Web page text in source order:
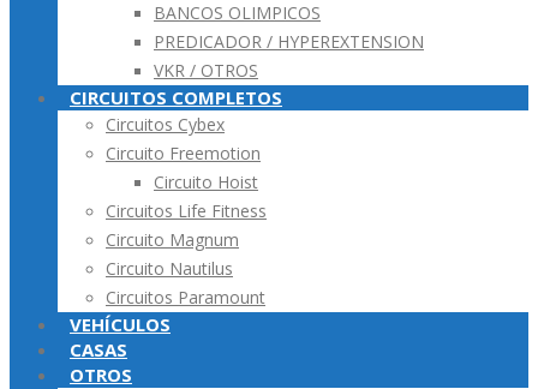
BANCOS OLIMPICOS
PREDICADOR / HYPEREXTENSION
VKR / OTROS
CIRCUITOS COMPLETOS
Circuitos Cybex
Circuito Freemotion
Circuito Hoist
Circuitos Life Fitness
Circuito Magnum
Circuito Nautilus
Circuitos Paramount
VEHÍCULOS
CASAS
OTROS